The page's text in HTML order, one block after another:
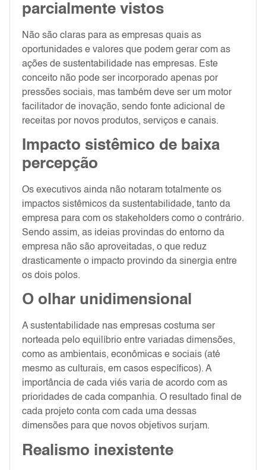
parcialmente vistos
Não são claras para as empresas quais as
oportunidades e valores que podem gerar com as
ações de sustentabilidade nas empresas. Este
conceito não pode ser incorporado apenas por
pressões sociais, mas também deve ser um motor
facilitador de inovação, sendo fonte adicional de
receitas por novos produtos, serviços e canais.
Impacto sistêmico de baixa
percepção
Os executivos ainda não notaram totalmente os
impactos sistêmicos da sustentabilidade, tanto da
empresa para com os stakeholders como o contrário.
Sendo assim, as ideias provindas do entorno da
empresa não são aproveitadas, o que reduz
drasticamente o impacto provindo da sinergia entre
os dois polos.
O olhar unidimensional
A sustentabilidade nas empresas costuma ser
norteada pelo equilíbrio entre variadas dimensões,
como as ambientais, econômicas e sociais (até
mesmo as culturais, em casos específicos). A
importância de cada viés varia de acordo com as
prioridades de cada companhia. O resultado final de
cada projeto conta com cada uma dessas
dimensões para que novos objetivos surjam.
Realismo inexistente